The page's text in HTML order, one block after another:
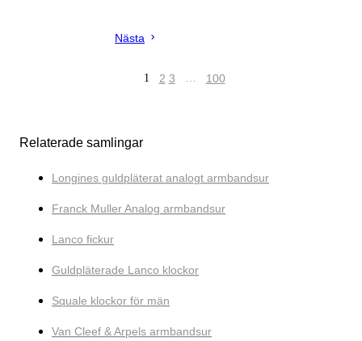
Nästa
1 2 3 … 100
Relaterade samlingar
Longines guldpläterat analogt armbandsur
Franck Muller Analog armbandsur
Lanco fickur
Guldpläterade Lanco klockor
Squale klockor för män
Van Cleef & Arpels armbandsur